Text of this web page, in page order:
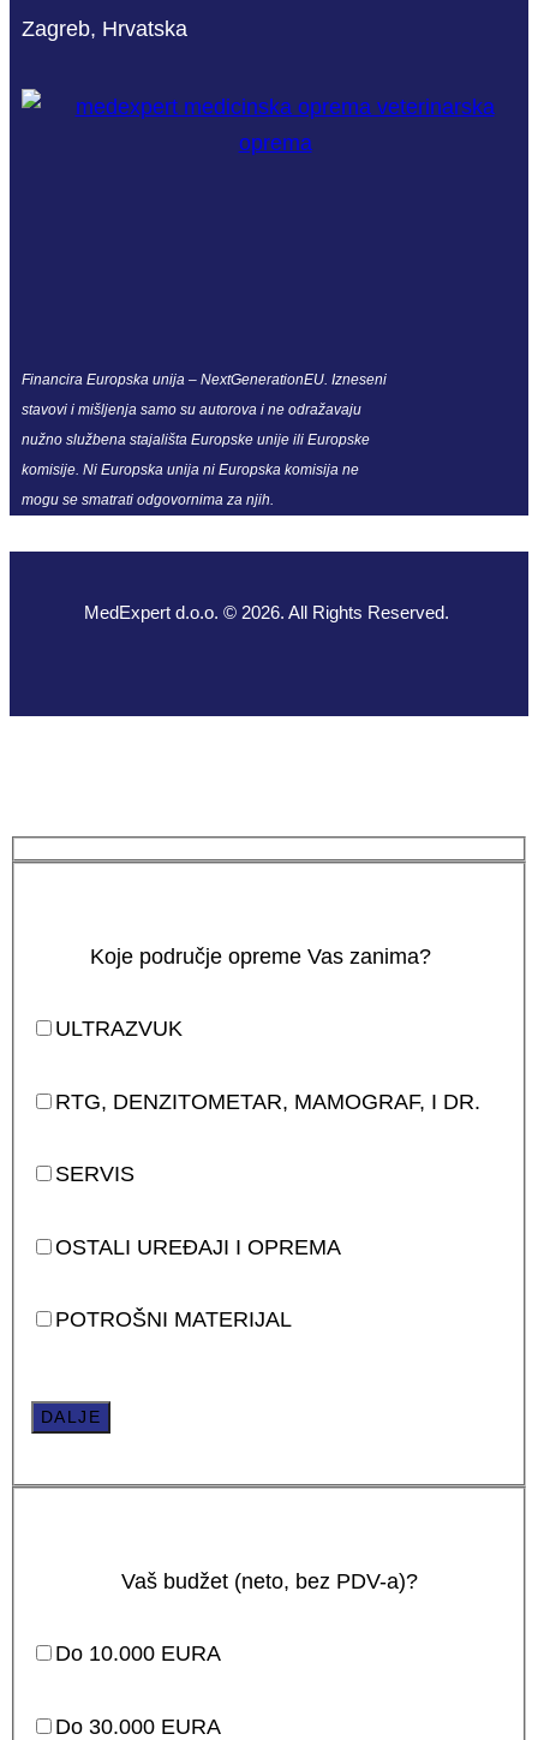
Zagreb, Hrvatska
Financira Europska unija – NextGenerationEU. Izneseni
stavovi i mišljenja samo su autorova i ne odražavaju
nužno službena stajališta Europske unije ili Europske
komisije. Ni Europska unija ni Europska komisija ne
mogu se smatrati odgovornima za njih.
MedExpert d.o.o. © 2026. All Rights Reserved.
Koje područje opreme Vas zanima?
ULTRAZVUK
RTG, DENZITOMETAR, MAMOGRAF, I DR.
SERVIS
OSTALI UREĐAJI I OPREMA
POTROŠNI MATERIJAL
DALJE
Vaš budžet (neto, bez PDV-a)?
Do 10.000 EURA
Do 30.000 EURA